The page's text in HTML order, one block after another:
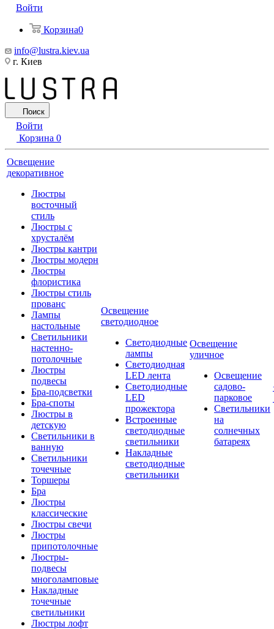
Войти
Корзина0
info@lustra.kiev.ua
г. Киев
Поиск
Войти
Корзина 0
Освещение
декоративное
Люстры
восточный
стиль
Люстры с
хрусталём
Люстры кантри
Люстры модерн
Люстры
флористика
Люстры стиль
прованс
Лампы
настольные
Светильники
настенно-
потолочные
Люстры
подвесы
Бра-подсветки
Бра-споты
Люстры в
детскую
Светильники в
ванную
Светильники
точечные
Торшеры
Бра
Люстры
классические
Люстры свечи
Люстры
припотолочные
Люстры-
подвесы
многоламповые
Накладные
точечные
светильники
Люстры лофт
Освещение
светодиодное
Светодиодные
лампы
Светодиодная
LED лента
Светодиодные
LED
прожектора
Встроенные
светодиодные
светильники
Накладные
светодиодные
светильники
Освещение
уличное
Освещение
садово-
парковое
Светильники
на
солнечных
батареях